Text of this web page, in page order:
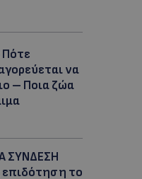
να
– Ποια ζώα
ΣΥΝΔΕΣΗ
το